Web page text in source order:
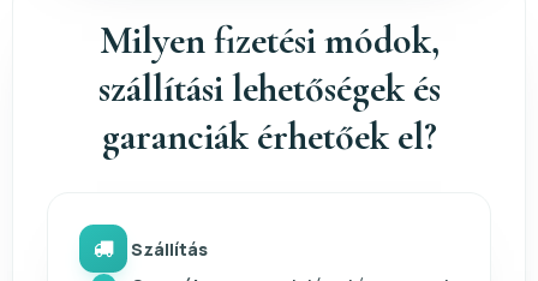
Milyen fizetési módok,
szállítási lehetőségek és
garanciák érhetőek el?
Szállítás